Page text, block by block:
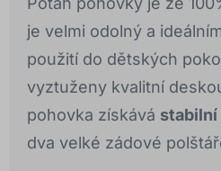
je velmi odolný a
použití do dětských
vyztuženy kvalitní
pohovka získává stabilní
dva velké zádové